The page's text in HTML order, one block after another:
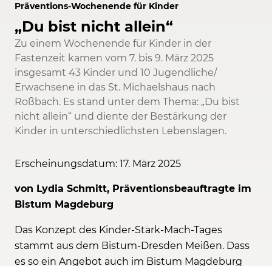
Präventions-Wochenende für Kinder
„Du bist nicht allein“
Zu einem Wochenende für Kinder in der
Fastenzeit kamen vom 7. bis 9. März 2025
insgesamt 43 Kinder und 10 Jugendliche/
Erwachsene in das St. Michaelshaus nach
Roßbach. Es stand unter dem Thema: „Du bist
nicht allein“ und diente der Bestärkung der
Kinder in unterschiedlichsten Lebenslagen.
Erscheinungsdatum: 17. März 2025
von Lydia Schmitt, Präventionsbeauftragte im
Bistum Magdeburg
Das Konzept des Kinder-Stark-Mach-Tages
stammt aus dem Bistum-Dresden Meißen. Dass
es so ein Angebot auch im Bistum Magdeburg